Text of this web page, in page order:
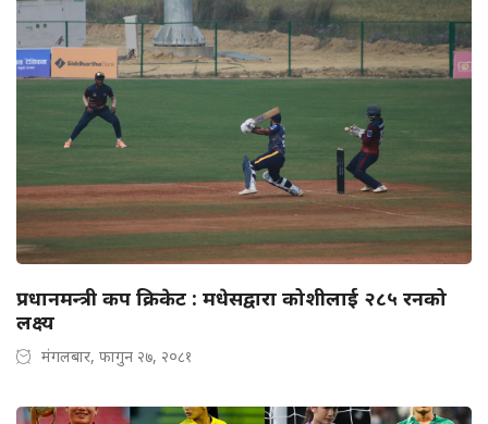
प्रधानमन्त्री कप क्रिकेट : मधेसद्वारा कोशीलाई २८५ रनको
लक्ष्य
मंगलबार, फागुन २७, २०८१